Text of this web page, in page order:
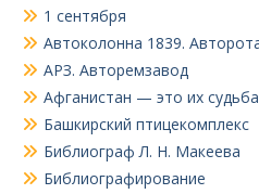
1 сентября
Автоколонна 1839.
АРЗ. Авторемзавод
Афганистан — это их судьба
Башкирский птицекомплекс
Библиограф Л. Н. Макеева
Библиографирование